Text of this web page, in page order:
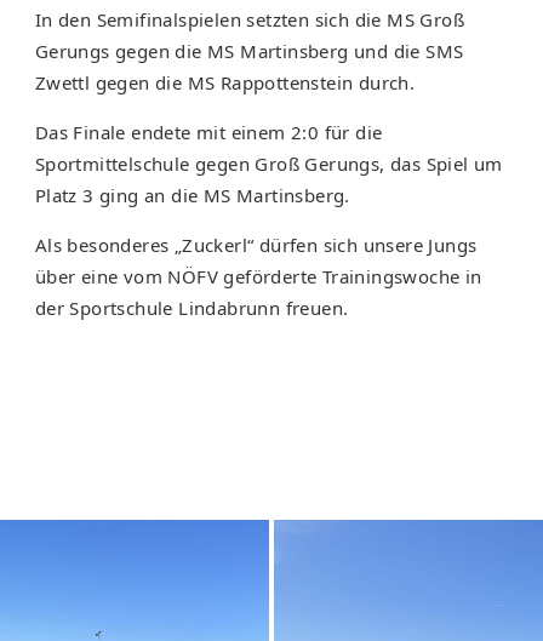
In den Semifinalspielen setzten sich die MS Groß
Gerungs gegen die MS Martinsberg und die SMS
Zwettl gegen die MS Rappottenstein durch.
Das Finale endete mit einem 2:0 für die
Sportmittelschule gegen Groß Gerungs, das Spiel um
Platz 3 ging an die MS Martinsberg.
Als besonderes „Zuckerl“ dürfen sich unsere Jungs
über eine vom NÖFV geförderte Trainingswoche in
der Sportschule Lindabrunn freuen.